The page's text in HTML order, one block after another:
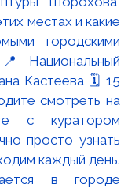
в городе